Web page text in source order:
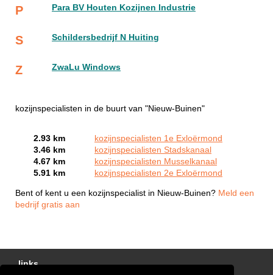
P Para BV Houten Kozijnen Industrie
S Schildersbedrijf N Huiting
Z ZwaLu Windows
kozijnspecialisten in de buurt van "Nieuw-Buinen"
2.93 km
kozijnspecialisten 1e Exloërmond
3.46 km
kozijnspecialisten Stadskanaal
4.67 km
kozijnspecialisten Musselkanaal
5.91 km
kozijnspecialisten 2e Exloërmond
Bent of kent u een kozijnspecialist in Nieuw-Buinen? Meld een
bedrijf gratis aan
links